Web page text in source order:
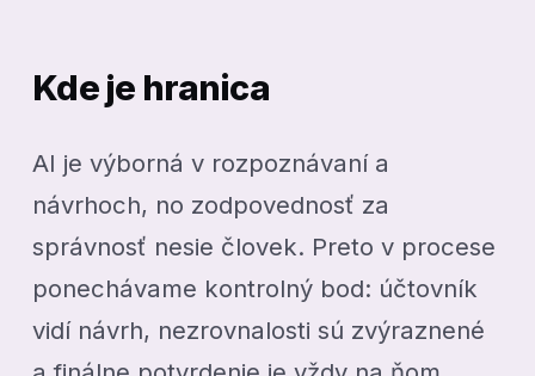
Kde je hranica
AI je výborná v rozpoznávaní a
návrhoch, no zodpovednosť za
správnosť nesie človek. Preto v procese
ponechávame kontrolný bod: účtovník
vidí návrh, nezrovnalosti sú zvýraznené